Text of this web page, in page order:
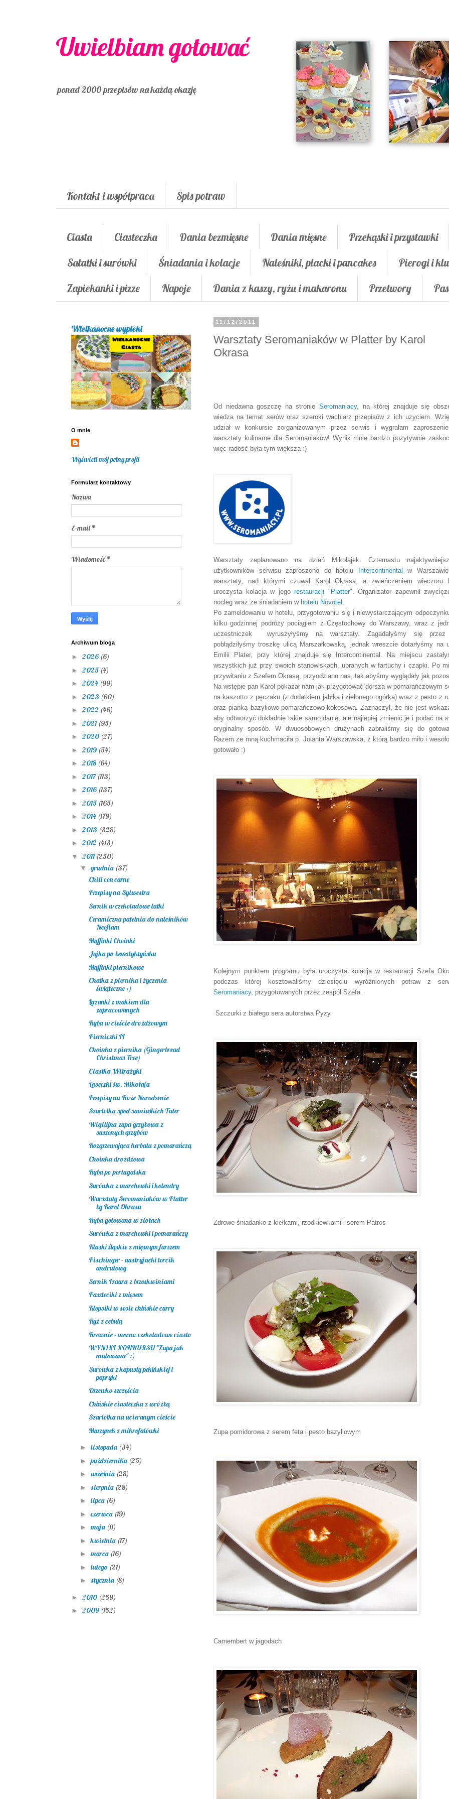
Uwielbiam gotować
ponad 2000 przepisów na każdą okazję
Kontakt i współpraca Spis potraw
Ciasta Ciasteczka Dania bezmięsne Dania mięsne Przekąski i przystawki
Sałatki i surówki
Śniadania i kolacje Naleśniki, placki i pancakes Pierogi i
Zapiekanki i pizze
Napoje Dania z kaszy, ryżu i makaronu Przetwory
11/12/2011
Warsztaty Seromaniaków w Platter by Karol
Okrasa
Od niedawna goszczę na stronie Seromaniacy, na której znajduje się
wiedza na temat serów oraz szeroki wachlarz przepisów z ich użyciem.
udział w konkursie zorganizowanym przez serwis i wygrałam
warsztaty kulinarne dla Seromaniaków! Wynik mnie bardzo pozytywnie
więc radość była tym większa :)
Warsztaty zaplanowano na dzień Mikołajek. Czternastu
użytkowników serwisu zaproszono do hotelu
Intercontinental w
warsztaty, nad którymi czuwał Karol Okrasa, a zwieńczeniem wieczoru
uroczysta kolacja w jego restauracji "Platter". Organizator zapewnił
nocleg wraz ze śniadaniem w hotelu Novotel .
Po zameldowaniu w hotelu, przygotowaniu się i niewystarczającym
kilku godzinnej podróży pociągiem z Częstochowy do Warszawy, wraz z
uczestniczek wyruszyłyśmy na warsztaty. Zagadałyśmy się
pobłądziłyśmy troszkę ulicą Marszałkowską, jednak wreszcie dotarłyśmy na
Emilii Plater, przy której znajduje się Intercontinental. Na miejscu
wszystkich już przy swoich stanowiskach, ubranych w fartuchy i czapki. Po
przywitaniu z Szefem Okrasą, przyodziano nas, tak abyśmy wyglądały jak
Na wstępie pan Karol pokazał nam jak przygotować dorsza w pomarańczowym
na kaszotto z pęczaku (z dodatkiem jabłka i zielonego ogórka) wraz z pesto z
oraz pianką bazyliowo-pomarańczowo-kokosową. Zaznaczył, że nie jest
aby odtworzyć dokładnie takie samo danie, ale najlepiej zmienić je i podać na
oryginalny sposób. W dwuosobowych drużynach zabraliśmy się do
Razem ze mną kuchmaciła p. Jolanta Warszawska, z którą bardzo miło i
gotowało :)
Kolejnym punktem programu była uroczysta kolacja w restauracji Szefa
podczas której kosztowaliśmy dziesięciu wyróżnionych potraw z
Seromaniacy, przygotowanych przez zespół Szefa.
Szczurki z białego sera autorstwa Pyzy
Zdrowe śniadanko z kiełkami, rzodkiewkami i serem Patros
Zupa pomidorowa z serem feta i pesto bazyliowym
Camembert w jagodach
Wielkanocne wypieki
O mnie
Wyświetl mój pełny profil
Formularz kontaktowy
Nazwa
E-mail*
Wiadomość*
Archiwum bloga
► 2026 (6)
► 2025 (4)
► 2024 (99)
► 2023 (60)
► 2022 (46)
► 2021 (95)
► 2020 (27)
► 2019 (54)
► 2018 (64)
► 2017(113)
► 2016 (137)
► 2015 (165)
► 2014 (179)
► 2013 (328)
► 2012 (413)
▼ 2011 (250)
▼ grudnia (37)
Chili con carne
Przepisy na Sylwestra
Sernik w czekoladowe łatki
Ceramiczna patelnia do naleśników
Neoflam
Muffinki Choinki
Jajka po benedyktyńsku
Muffinki piernikowe
Chatka z piernika i życzenia
świąteczne :)
Łazanki z makiem dla
zapracowanych
Ryba w cieście drożdżowym
Pierniczki II
Choinka z piernika (Gingerbread
Christmas Tree)
Ciastka Witrażyki
Laseczki św. Mikołaja
Przepisy na Boże Narodzenie
Szarlotka spod samiuśkich Tater
Wigilijna zupa grzybowa z
suszonych grzybów
Rozgrzewająca herbata z pomarańczą
Choinka drożdżowa
Ryba po portugalsku
Surówka z marchewki i kolendry
Warsztaty Seromaniaków w Platter
by Karol Okrasa
Ryba gotowana w ziołach
Surówka z marchewki i pomarańczy
Kluski śląskie z mięsnym farszem
Pischinger - austryjacki torcik
andrutowy
Sernik Izaura z brzoskwiniami
Paszteciki z mięsem
Klopsiki w sosie chińskie curry
Ryż z cebulą
Brownie - mocno czekoladowe ciasto
WYNIKI KONKURSU "Zupa jak
malowana" :)
Surówka z kapusty pekińskiej i
papryki
Drzewko szczęścia
Chińskie ciasteczka z wróżbą
Szarlotka na ucieranym cieście
Murzynek z mikrofalówki
► listopada (34)
►października (25)
► września (28)
► sierpnia (28)
► lipca (6)
►czerwca (19)
►maja (11)
►kwietnia (17)
►marca (16)
► lutego (21)
► stycznia (8)
► 2010 (259)
► 2009 (152)